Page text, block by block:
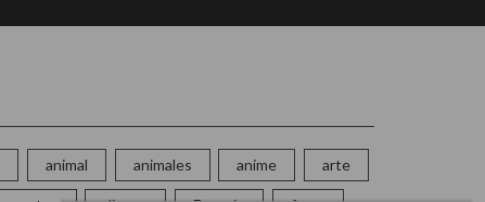
animal animales anime arte